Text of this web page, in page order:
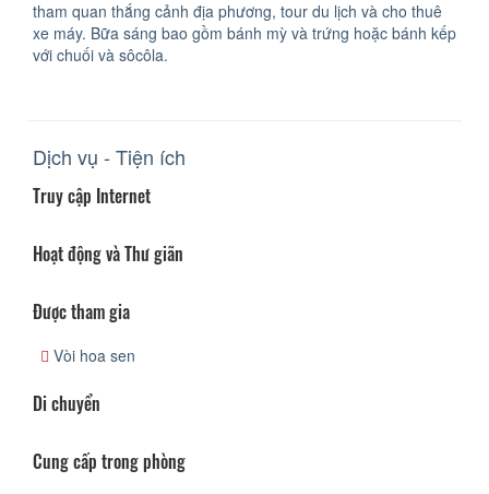
tham quan thắng cảnh địa phương, tour du lịch và cho thuê
xe máy. Bữa sáng bao gồm bánh mỳ và trứng hoặc bánh kếp
với chuối và sôcôla.
Dịch vụ - Tiện ích
Truy cập Internet
Hoạt động và Thư giãn
Được tham gia
Vòi hoa sen
Di chuyển
Cung cấp trong phòng